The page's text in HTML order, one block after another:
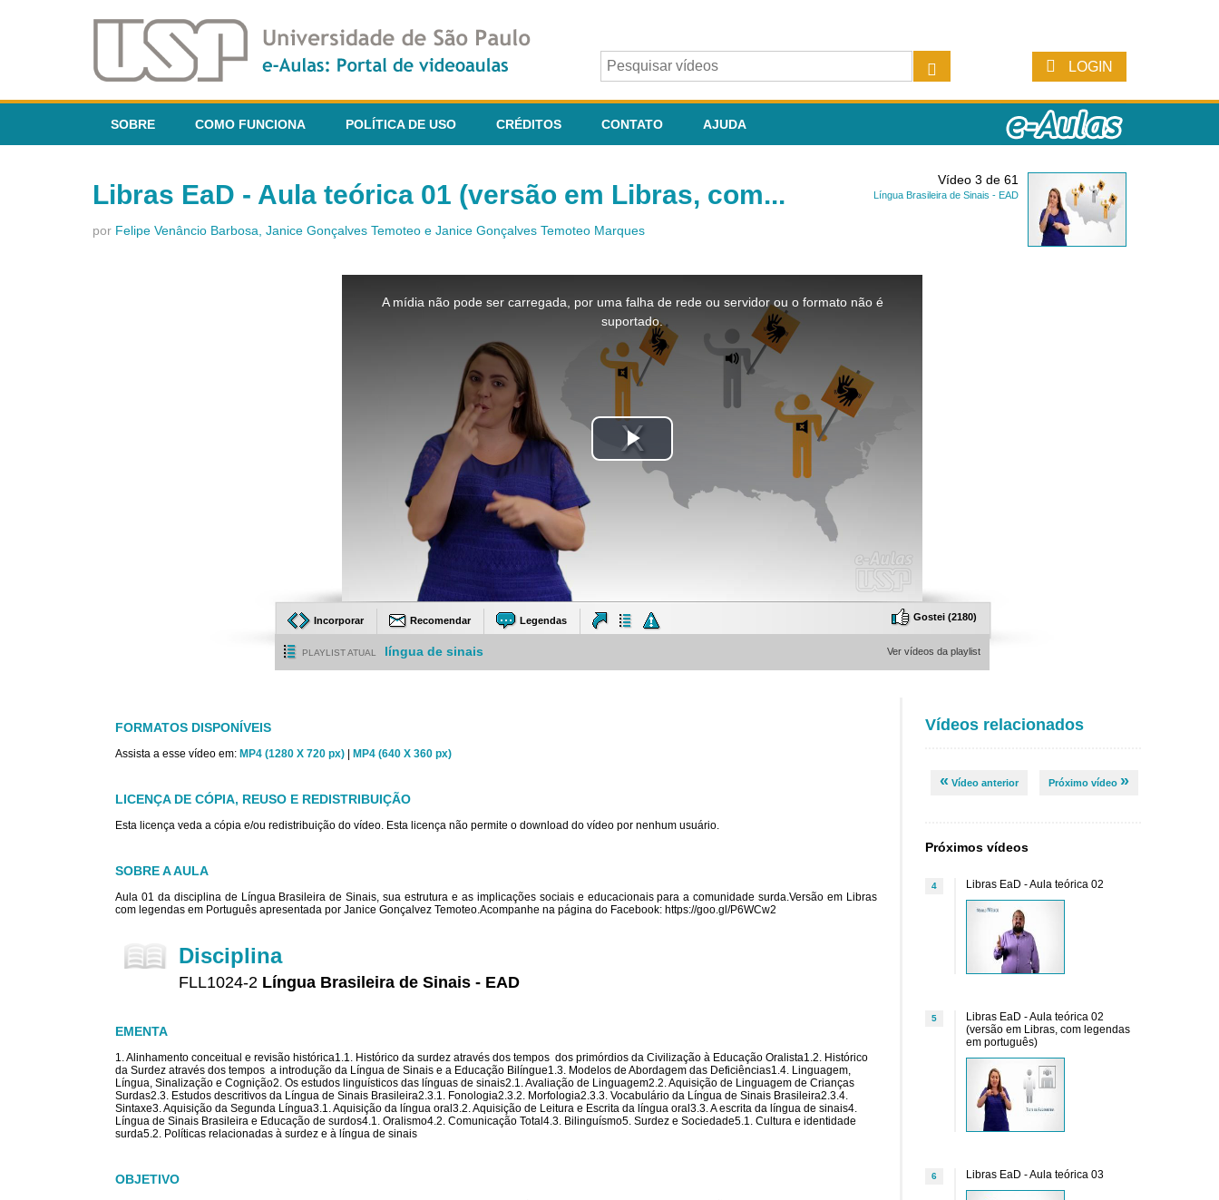
LOGIN
SOBRE COMO FUNCIONA POLÍTICA DE USO CRÉDITOS CONTATO AJUDA
Vídeo 3 de 61
Língua Brasileira de Sinais - EAD
Libras EaD - Aula teórica 01 (versão em Libras, com...
por Felipe Venâncio Barbosa, Janice Gonçalves Temoteo e Janice Gonçalves Temoteo Marques
Tocar
Vídeo
A mídia não pode ser carregada, por uma falha de rede ou servidor ou o formato não é
suportado.
Incorporar Recomendar Legendas Gostei (2180)
PLAYLIST ATUAL língua de sinais Ver vídeos da playlist
FORMATOS DISPONÍVEIS
Assista a esse vídeo em: MP4 (1280 X 720 px) MP4 (640 X 360 px)
LICENÇA DE CÓPIA, REUSO E REDISTRIBUIÇÃO
Esta licença veda a cópia e/ou redistribuição do vídeo. Esta licença não permite o download do vídeo por nenhum usuário.
SOBRE A AULA
Aula 01 da disciplina de Língua Brasileira de Sinais, sua estrutura e as implicações sociais e educacionais para a comunidade surda.Versão em Libras
com legendas em Português apresentada por Janice Gonçalvez Temoteo.Acompanhe na página do Facebook: https://goo.gl/P6WCw2
Disciplina
FLL1024-2 Língua Brasileira de Sinais - EAD
EMENTA
1. Alinhamento conceitual e revisão histórica1.1. Histórico da surdez através dos tempos  dos primórdios da Civilização à Educação Oralista1.2. Histórico
da Surdez através dos tempos  a introdução da Língua de Sinais e a Educação Bilíngue1.3. Modelos de Abordagem das Deficiências1.4. Linguagem,
Língua, Sinalização e Cognição2. Os estudos linguísticos das línguas de sinais2.1. Avaliação de Linguagem2.2. Aquisição de Linguagem de Crianças
Surdas2.3. Estudos descritivos da Língua de Sinais Brasileira2.3.1. Fonologia2.3.2. Morfologia2.3.3. Vocabulário da Língua de Sinais Brasileira2.3.4.
Sintaxe3. Aquisição da Segunda Língua3.1. Aquisição da língua oral3.2. Aquisição de Leitura e Escrita da língua oral3.3. A escrita da língua de sinais4.
Língua de Sinais Brasileira e Educação de surdos4.1. Oralismo4.2. Comunicação Total4.3. Bilinguísmo5. Surdez e Sociedade5.1. Cultura e identidade
surda5.2. Políticas relacionadas à surdez e à língua de sinais
OBJETIVO
Vídeos relacionados
« Vídeo anterior Próximo vídeo »
Próximos vídeos
4 Libras EaD - Aula teórica 02
5
Libras EaD - Aula teórica 02
(versão em Libras, com legendas
em português)
6 Libras EaD - Aula teórica 03